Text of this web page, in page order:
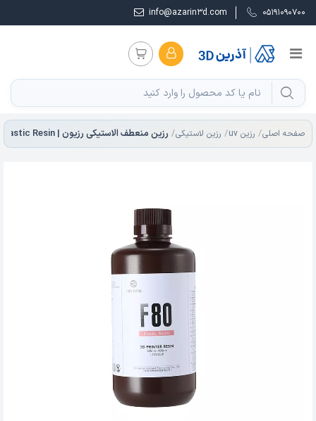
05191090700
info@azarin3d.com
صفحه اصلی رزین uv رزین لاستیکی